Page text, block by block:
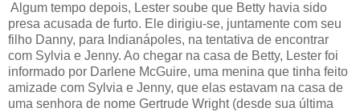
Algum tempo depois, Lester soube que Betty havia sido
presa acusada de furto. Ele dirigiu-se, juntamente com seu
filho Danny, para Indianápoles, na tentativa de encontrar
com Sylvia e Jenny. Ao chegar na casa de Betty, Lester foi
informado por Darlene McGuire, uma menina que tinha feito
amizade com Sylvia e Jenny, que elas estavam na casa de
uma senhora de nome Gertrude Wright (desde sua última